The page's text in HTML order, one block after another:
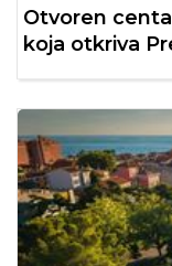
Otvoren
koja otkriva